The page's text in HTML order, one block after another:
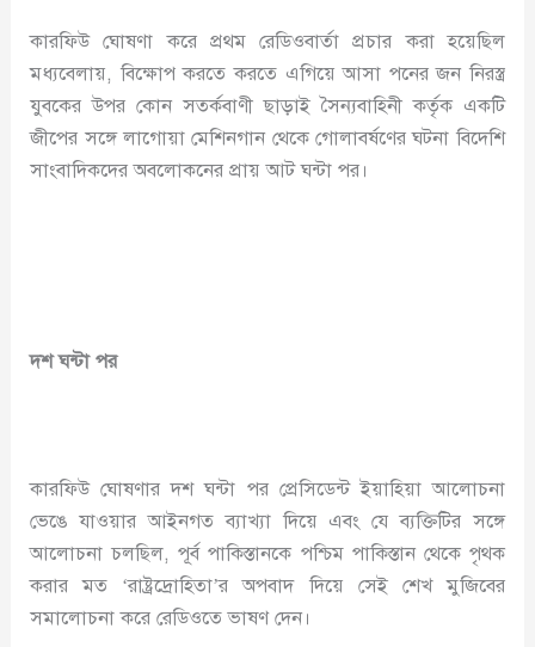
কারফিউ ঘোষণা করে প্রথম রেডিওবার্তা প্রচার করা হয়েছিল
মধ্যবেলায়, বিক্ষোপ করতে করতে এগিয়ে আসা পনের জন নিরস্ত্র
যুবকের উপর কোন সতর্কবাণী ছাড়াই সৈন্যবাহিনী কর্তৃক একটি
জীপের সঙ্গে লাগোয়া মেশিনগান থেকে গোলাবর্ষণের ঘটনা বিদেশি
সাংবাদিকদের অবলোকনের প্রায় আট ঘন্টা পর।
দশ ঘন্টা পর
কারফিউ ঘোষণার দশ ঘন্টা পর প্রেসিডেন্ট ইয়াহিয়া আলোচনা
ভেঙে যাওয়ার আইনগত ব্যাখ্যা দিয়ে এবং যে ব্যক্তিটির সঙ্গে
আলোচনা চলছিল, পূর্ব পাকিস্তানকে পশ্চিম পাকিস্তান থেকে পৃথক
করার মত ‘রাষ্ট্রদ্রোহিতা’র অপবাদ দিয়ে সেই শেখ মুজিবের
সমালোচনা করে রেডিওতে ভাষণ দেন।